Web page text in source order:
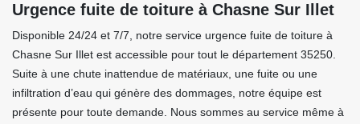
Urgence fuite de toiture à Chasne Sur Illet
Disponible 24/24 et 7/7, notre service urgence fuite de toiture à
Chasne Sur Illet est accessible pour tout le département 35250.
Suite à une chute inattendue de matériaux, une fuite ou une
infiltration d’eau qui génère des dommages, notre équipe est
présente pour toute demande. Nous sommes au service même à